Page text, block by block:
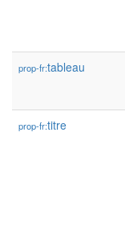
prop-fr:tableau
prop-fr:titre